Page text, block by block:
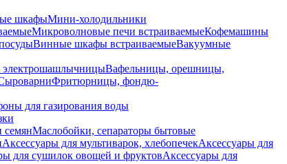
шкафыМини-холодильники
Микроволновые печи встраиваемыеКофемашины
Винные шкафы встраиваемыеВакуумные
электрошашлычницыВафельницы, орешницы,
Фритюрницы, фондю-
для газирования воды
семянМаслобойки, сепараторы бытовые
Аксессуары для мультиварок, хлебопечекАксессуары для
для сушилок овощей и фруктовАксессуары для